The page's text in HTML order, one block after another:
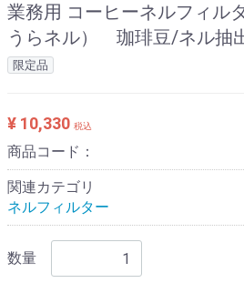
業務用 コーヒーネルフィ
うらネル） 珈琲豆/ネル抽
限定品
¥ 10,330 税込
商品コード：
関連カテゴリ
ネルフィルター
数量